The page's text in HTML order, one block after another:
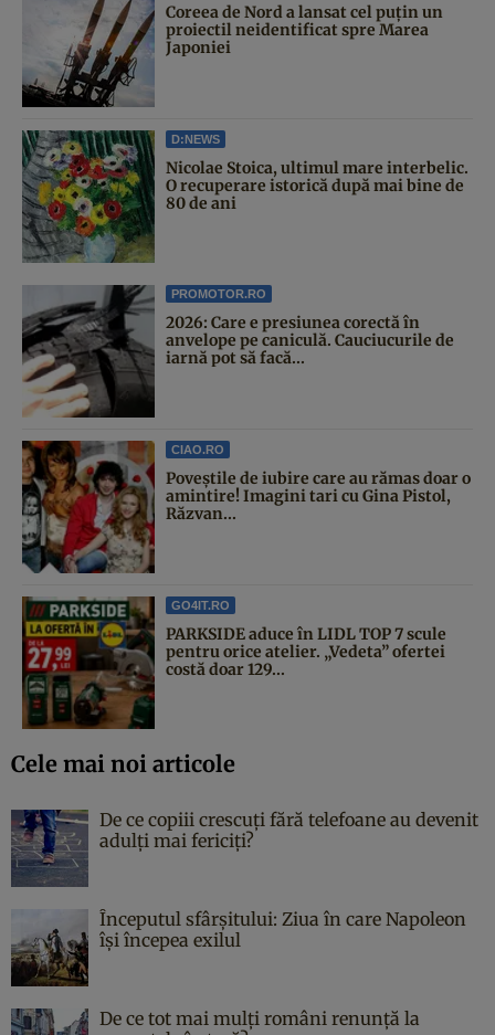
Coreea de Nord a lansat cel puțin un
proiectil neidentificat spre Marea
Japoniei
D:NEWS
Nicolae Stoica, ultimul mare interbelic.
O recuperare istorică după mai bine de
80 de ani
PROMOTOR.RO
2026: Care e presiunea corectă în
anvelope pe caniculă. Cauciucurile de
iarnă pot să facă...
CIAO.RO
Poveştile de iubire care au rămas doar o
amintire! Imagini tari cu Gina Pistol,
Răzvan...
GO4IT.RO
PARKSIDE aduce în LIDL TOP 7 scule
pentru orice atelier. „Vedeta” ofertei
costă doar 129...
Cele mai noi articole
De ce copiii crescuți fără telefoane au devenit
adulți mai fericiți?
Începutul sfârşitului: Ziua în care Napoleon
îşi începea exilul
De ce tot mai mulți români renunță la